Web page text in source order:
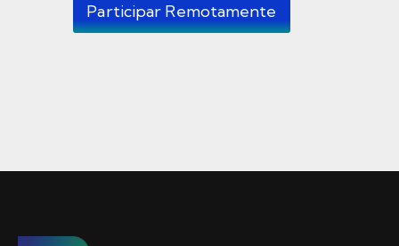
Participar Remotamente